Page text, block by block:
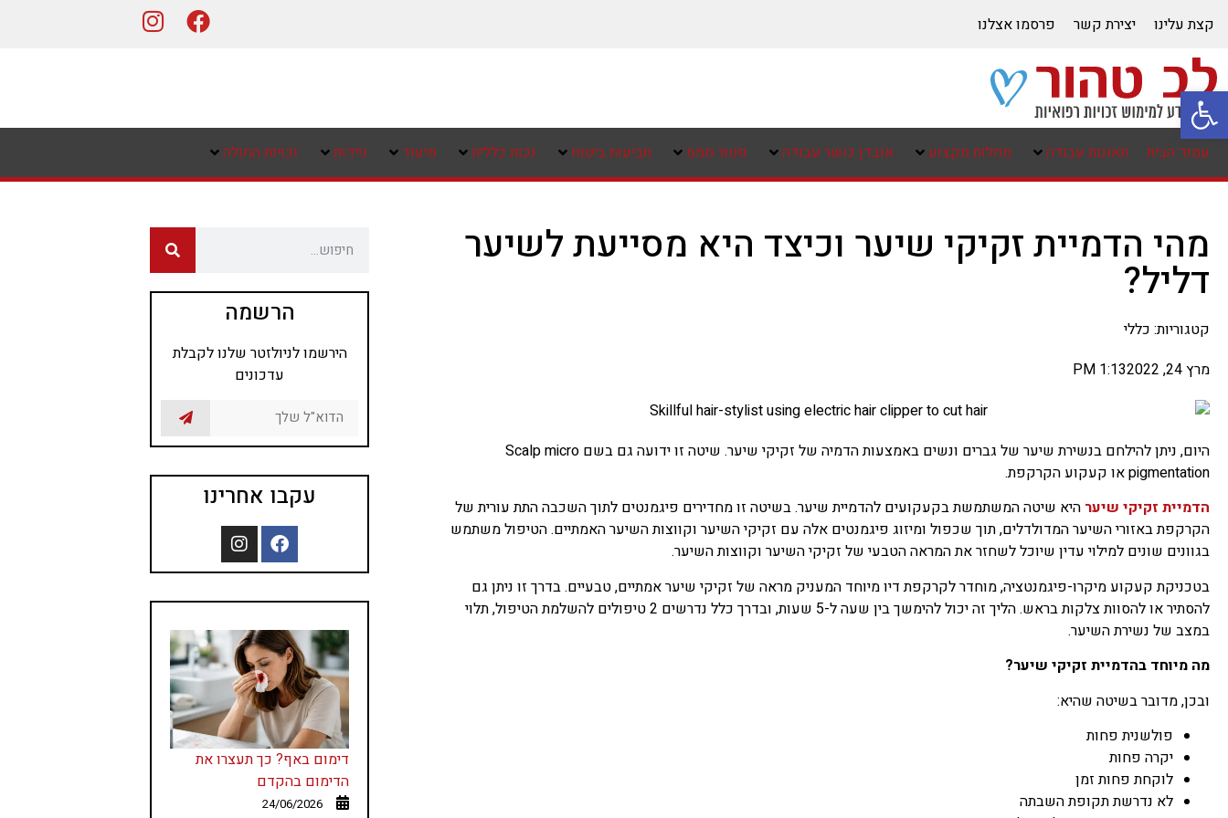
קצת עלינו יצירת קשר פרסמו אצלנו
עמוד הבית תאונות עבודה מחלות מקצוע אובדן כושר עבודה פטור ממס תביעות ביטוח נכות כללית סיעוד ניידות זכויות החולה
מהי הדמיית זקיקי שיער וכיצד היא מסייעת לשיער
דליל?
קטגוריות: כללי
מרץ 24, 2022
1:13 PM
היום, ניתן להילחם בנשירת שיער של גברים ונשים באמצעות הדמיה של זקיקי שיער. שיטה זו ידועה גם בשם Scalp micro
pigmentation או קעקוע הקרקפת.
הדמיית זקיקי שיער היא שיטה המשתמשת בקעקועים להדמיית שיער. בשיטה זו מחדירים פיגמנטים לתוך השכבה התת עורית של
הקרקפת באזורי השיער המדולדלים, תוך שכפול ומיזוג פיגמנטים אלה עם זקיקי השיער וקווצות השיער האמתיים. הטיפול משתמש
בגוונים שונים למילוי עדין שיוכל לשחזר את המראה הטבעי של זקיקי השיער וקווצות השיער.
בטכניקת קעקוע מיקרו-פיגמנטציה, מוחדר לקרקפת דיו מיוחד המעניק מראה של זקיקי שיער אמתיים, טבעיים. בדרך זו ניתן גם
להסתיר או להסוות צלקות בראש. הליך זה יכול להימשך בין שעה ל-5 שעות, ובדרך כלל נדרשים 2 טיפולים להשלמת הטיפול, תלוי
במצב של נשירת השיער.
מה מיוחד בהדמיית זקיקי שיער?
ובכן, מדובר בשיטה שהיא:
פולשנית פחות
יקרה פחות
לוקחת פחות זמן
לא נדרשת תקופת השבתה
הרשמה
הירשמו לניולזטר שלנו לקבלת
עדכונים
עקבו אחרינו
דימום באף? כך תעצרו את
הדימום בהקדם
24/06/2026
פתח סרגל נגישות